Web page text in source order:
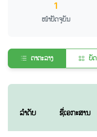
1
ໜ້າປັດຈຸບັນ
ຕາຕະລາງ ບັດ
ລຳດັບ ຊື່ເອກະສານ